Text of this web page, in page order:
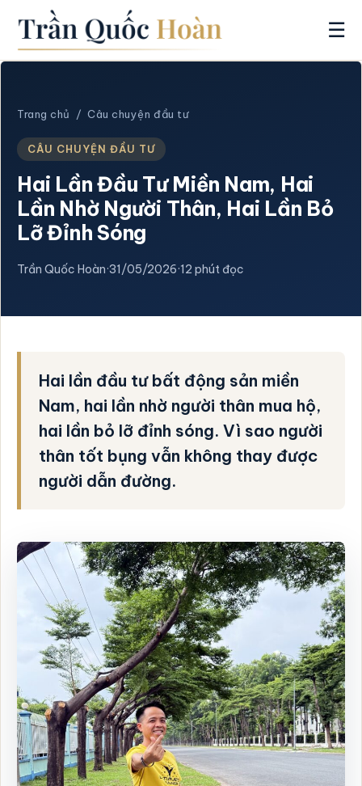
☰
Trang chủ /Câu chuyện đầu tư
CÂU CHUYỆN ĐẦU TƯ
Hai Lần Đầu Tư Miền Nam, Hai
Lần Nhờ Người Thân, Hai Lần Bỏ
Lỡ Đỉnh Sóng
Trần Quốc Hoàn·31/05/2026·12 phút đọc
Hai lần đầu tư bất động sản miền
Nam, hai lần nhờ người thân mua hộ,
hai lần bỏ lỡ đỉnh sóng. Vì sao người
thân tốt bụng vẫn không thay được
người dẫn đường.